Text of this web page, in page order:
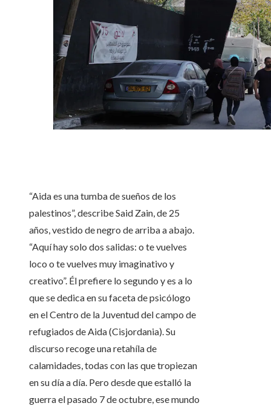
“Aida es una tumba de sueños de los
palestinos”, describe Said Zain, de 25
años, vestido de negro de arriba a abajo.
“Aquí hay solo dos salidas: o te vuelves
loco o te vuelves muy imaginativo y
creativo”. Él prefiere lo segundo y es a lo
que se dedica en su faceta de psicólogo
en el Centro de la Juventud del campo de
refugiados de Aida (Cisjordania). Su
discurso recoge una retahíla de
calamidades, todas con las que tropiezan
en su día a día. Pero desde que estalló la
guerra el pasado 7 de octubre, ese mundo